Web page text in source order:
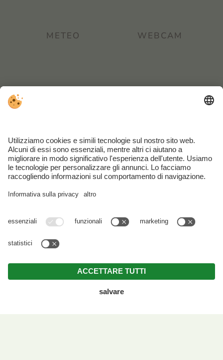
METEO WEBCAM
Part. IVA IT00715930210 . CIN: IT021074A1SZGWR4XW .
Note legali.Direttiva privacy